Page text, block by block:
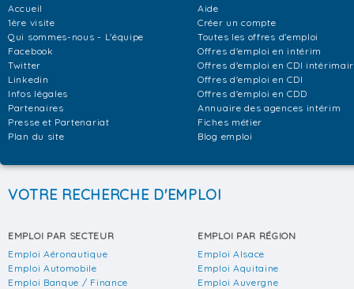
Accueil
1ère visite
Qui sommes-nous - L'équipe
Facebook
Twitter
Linkedin
Infos légales
Partenaires
Presse et Partenariat
Plan du site
Aide
Créer un compte
Toutes les offres d'emploi
Offres d'emploi en intérim
Offres d'emploi en CDI
Offres d'emploi en CDI
Offres d'emploi en CDD
Annuaire des agences intérim
Fiches métier
Blog emploi
VOTRE RECHERCHE D'EMPLOI
EMPLOI PAR SECTEUR
Emploi Aéronautique
Emploi Automobile
Emploi Banque / Finance
EMPLOI PAR RÉGION
Emploi Alsace
Emploi Aquitaine
Emploi Auvergne